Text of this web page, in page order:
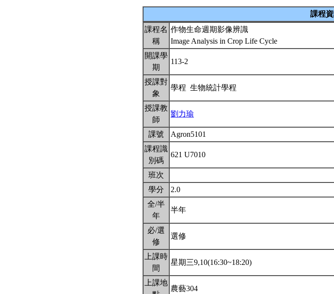
課程
課程名
稱
作物生命週期影像辨識
Image Analysis in Crop Life Cycle
開課學
期
113-2
授課對
象
學程 生物統計學程
授課教
師
劉力瑜
課號
Agron5101
課程識
別碼
621 U7010
班次
學分
2.0
全/半
年
半年
必/選
修
選修
上課時
間
星期三9,10(16:30~18:20)
上課地
農藝304